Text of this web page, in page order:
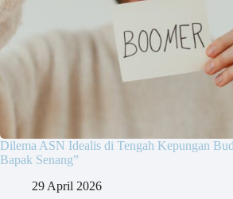
Dilema ASN Idealis di Tengah Kepungan
Bapak Senang”
29 April 2026